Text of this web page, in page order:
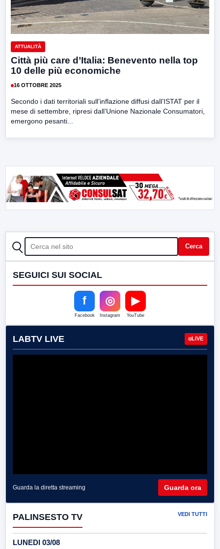
ATTUALITÀ
Città più care d’Italia: Benevento nella top
10 delle più economiche
16 OTTOBRE 2025
Secondo i dati territoriali sull’inflazione diffusi dall’ISTAT per il
mese di settembre, ripresi dall’Unione Nazionale Consumatori,
emergono pesanti...
CERCA Cerca
SEGUICI SUI SOCIAL
f
Facebook
◎
Instagram
▶
YouTube
LABTV LIVE LIVE
Guarda la diretta streaming Guarda ora
PALINSESTO TV VEDI TUTTI
LUNEDI 03/08